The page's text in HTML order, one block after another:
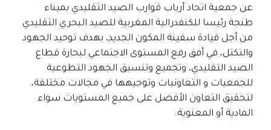
عن جمعية اتحاد أرباب قوارب الصيد التقليدي بميناء
طنجة رئيسا للكنفدرالية المغربية للصيد البحري التقليدي
من أجل قيادة سفينة المكون الجديد، بهدف توحيد الجهود
والتكتل، في أفق رفع المستوى الاجتماعي لبحارة قطاع
الصيد التقليدي، وتجميع وتنسيق الجهود التطوعية
للجمعيات و التعاونيات وتوجيهها في مجالات مختلفة،
لتحقيق التعاون الأفضل على جميع المستويات سواء
المادية أو المعنوية.